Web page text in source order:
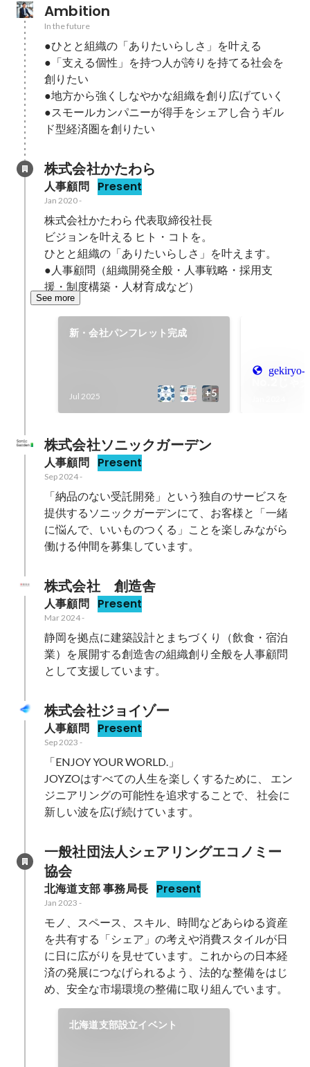
Ambition
In the future
●ひとと組織の「ありたいらしさ」を叶える
●「支える個性」を持つ人が誇りを持てる社会を
創りたい
●地方から強くしなやかな組織を創り広げていく
●スモールカンパニーが得手をシェアし合うギル
ド型経済圏を創りたい
株式会社かたわら
人事顧問 Present
Jan 2020-
株式会社かたわら 代表取締役社長
ビジョンを叶える ヒト・コトを。
ひとと組織の「ありたいらしさ」を叶えます。
●人事顧問（組織開発全般・人事戦略・採用支
援・制度構築・人材育成など）
See more
新・会社パンフレット完成
Jul 2025
gekiryo-
株式会社ソニックガーデン
人事顧問 Present
Sep 2024-
「納品のない受託開発」という独自のサービスを
提供するソニックガーデンにて、お客様と「一緒
に悩んで、いいものつくる」ことを楽しみながら
働ける仲間を募集しています。
株式会社　創造舎
人事顧問 Present
Mar 2024-
静岡を拠点に建築設計とまちづくり（飲食・宿泊
業）を展開する創造舎の組織創り全般を人事顧問
として支援しています。
株式会社ジョイゾー
人事顧問 Present
Sep 2023 -
「ENJOY YOUR WORLD.」
JOYZOはすべての人生を楽しくするために、 エン
ジニアリングの可能性を追求することで、 社会に
新しい波を広げ続けています。
一般社団法人シェアリングエコノミー
協会
北海道支部 事務局長 Present
Jan 2023 -
モノ、スペース、スキル、時間などあらゆる資産
を共有する「シェア」の考えや消費スタイルが日
に日に広がりを見せています。これからの日本経
済の発展につなげられるよう、法的な整備をはじ
め、安全な市場環境の整備に取り組んでいます。
北海道支部設立イベント